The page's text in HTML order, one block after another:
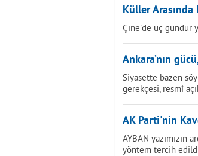
Küller
Çine’de üç gündür
Ankara’nın
Siyasette bazen
gerekçesi, resmî
AK Parti'nin
AYBAN yazımızın
yöntem tercih